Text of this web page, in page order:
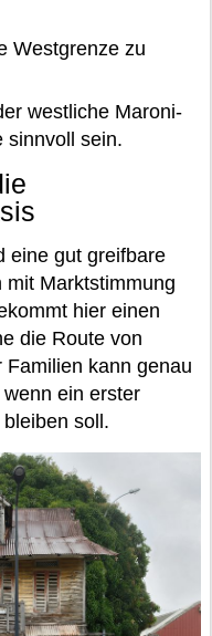
Westgrenze zu
westliche Maroni-
sinnvoll sein.
eine gut greifbare
mit Marktstimmung
hier einen
die Route von
kann genau
ein erster
soll.